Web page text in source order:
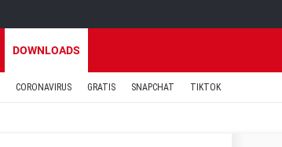
DOWNLOADS
CORONAVIRUS GRATIS SNAPCHAT TIKTOK